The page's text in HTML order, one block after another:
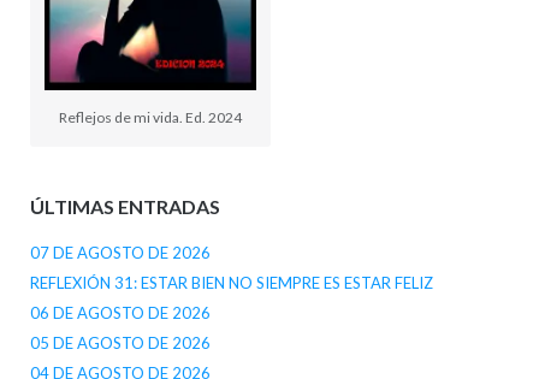
Reflejos de mi vida. Ed. 2024
ÚLTIMAS ENTRADAS
07 DE AGOSTO DE 2026
REFLEXIÓN 31: ESTAR BIEN NO SIEMPRE ES ESTAR FELIZ
06 DE AGOSTO DE 2026
05 DE AGOSTO DE 2026
04 DE AGOSTO DE 2026